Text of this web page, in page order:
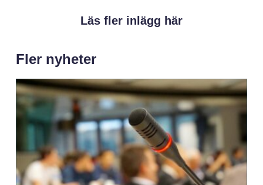
Läs fler inlägg här
Fler nyheter